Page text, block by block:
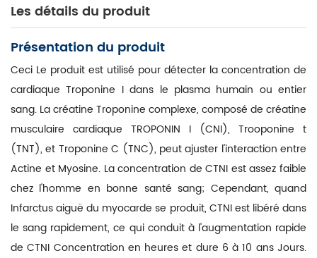
Les détails du produit
Présentation du produit
Ceci Le produit est utilisé pour détecter la concentration de
cardiaque Troponine I dans le plasma humain ou entier
sang. La créatine Troponine complexe, composé de créatine
musculaire cardiaque TROPONIN I (CNI), Trooponine t
(TNT), et Troponine C (TNC), peut ajuster l'interaction entre
Actine et Myosine. La concentration de CTNI est assez faible
chez l'homme en bonne santé sang; Cependant, quand
Infarctus aiguë du myocarde se produit, CTNI est libéré dans
le sang rapidement, ce qui conduit à l'augmentation rapide
de CTNI Concentration en heures et dure 6 à 10 ans Jours.